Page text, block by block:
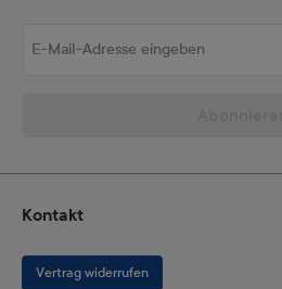
Kontakt
Vertrag widerrufen